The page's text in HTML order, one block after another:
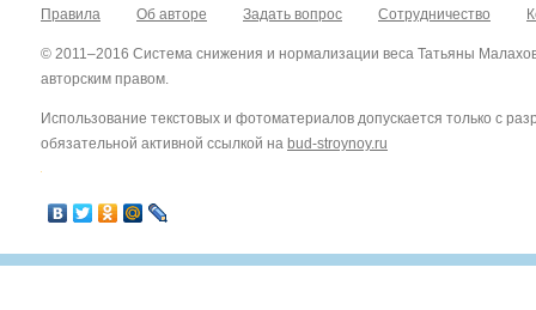
Правила Об авторе Задать вопрос Сотрудничество
© 2011–2016 Система снижения и нормализации веса Татьяны
авторским правом.
Использование текстовых и фотоматериалов допускается только с
обязательной активной ссылкой на bud-stroynoy.ru